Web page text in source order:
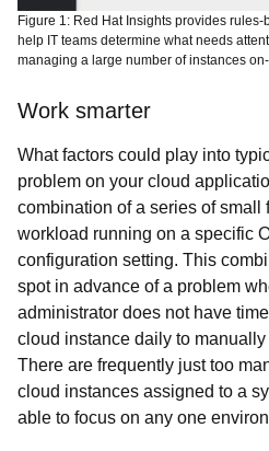
Figure 1: Red Hat Insights provides
help IT teams determine what needs
managing a large number of instances
Work smarter
What factors could play into
problem on your cloud
combination of a series of small
workload running on a specific
configuration setting. This
spot in advance of a problem
administrator does not have
cloud instance daily to
There are frequently just too
cloud instances assigned to a
able to focus on any one